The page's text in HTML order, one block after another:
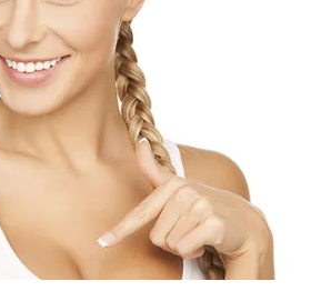
природы, и даже худенькие
иметь округлые пухлые
щеки.